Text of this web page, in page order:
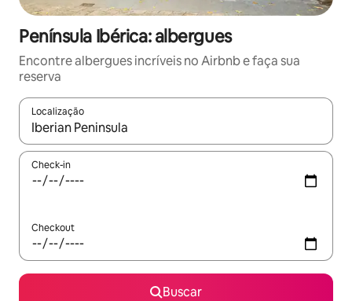
Península Ibérica: albergues
Encontre albergues incríveis no Airbnb e faça sua
reserva
Localização
Quando os resultados estiverem disponíveis, explore-os
Check-in
Checkout
Buscar